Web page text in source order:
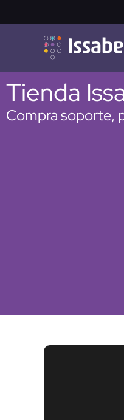
Tienda
Compra soporte,